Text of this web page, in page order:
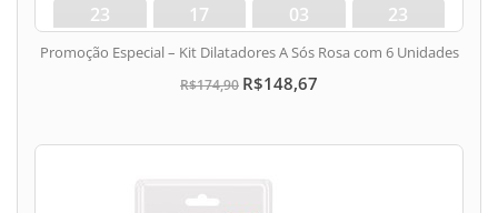
23
dias
17
hora
03
min
22
seg
Promoção Especial – Kit Dilatadores A Sós Rosa com 6 Unidades
R$174,90 R$148,67